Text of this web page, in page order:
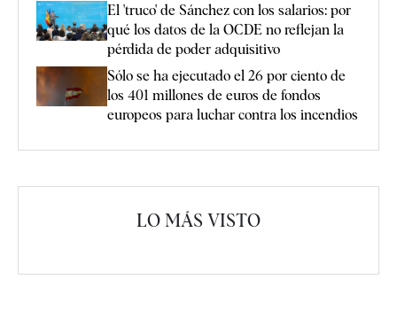
El 'truco' de Sánchez con los salarios: por
qué los datos de la OCDE no reflejan la
pérdida de poder adquisitivo
Sólo se ha ejecutado el 26 por ciento de
los 401 millones de euros de fondos
europeos para luchar contra los incendios
LO MÁS VISTO